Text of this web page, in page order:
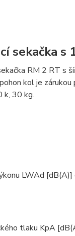
sekačka
RM 2 RT s
kol je
k, 30 kg.
LWAd [dB(A)]
tlaku KpA